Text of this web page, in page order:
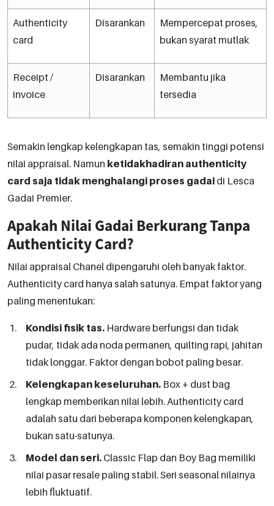
Authenticity
card
Disarankan
Mempercepat proses,
bukan syarat mutlak
Receipt /
invoice
Disarankan
Membantu jika
tersedia
Semakin lengkap kelengkapan tas, semakin tinggi potensi
nilai appraisal. Namun ketidakhadiran authenticity
card saja tidak menghalangi proses gadai di Lesca
Gadai Premier.
Apakah Nilai Gadai Berkurang Tanpa
Authenticity Card?
Nilai appraisal Chanel dipengaruhi oleh banyak faktor.
Authenticity card hanya salah satunya. Empat faktor yang
paling menentukan:
Kondisi fisik tas. Hardware berfungsi dan tidak
pudar, tidak ada noda permanen, quilting rapi, jahitan
tidak longgar. Faktor dengan bobot paling besar.
Kelengkapan keseluruhan. Box + dust bag
lengkap memberikan nilai lebih. Authenticity card
adalah satu dari beberapa komponen kelengkapan,
bukan satu-satunya.
Model dan seri. Classic Flap dan Boy Bag memiliki
nilai pasar resale paling stabil. Seri seasonal nilainya
lebih fluktuatif.